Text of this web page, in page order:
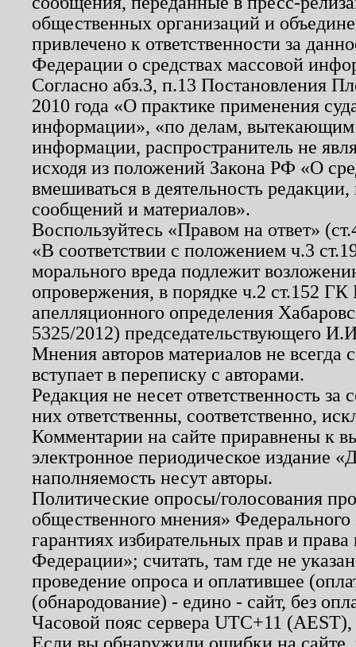
общественных организаций и
привлечено к ответственности за
Федерации о средствах массовой
Согласно абз.3, п.13 Постановления
2010 года «О практике применения
информации», «по делам, вытекающим
информации, распространитель не
исходя из положений Закона РФ «О
вмешиваться в деятельность
сообщений и материалов».
Воспользуйтесь «Правом на ответ»
«В соответствии с положением ч.3
морального вреда подлежит
опровержения, в порядке ч.2 ст.152
апелляционного определения
5325/2012) председательствующего
Мнения авторов материалов не
вступает в переписку с авторами.
Редакция не несет ответственность
них ответственны, соответственно,
Комментарии на сайте приравнены к
электронное периодическое издание
наполняемость несут авторы.
Политические опросы/голосования
общественного мнения»
гарантиях избирательных прав и
Федерации»; считать, там где не
проведение опроса и оплатившее
(обнародование) - едино - сайт, без
Часовой пояс сервера UTC+11
Если вы обнаружили ошибки на